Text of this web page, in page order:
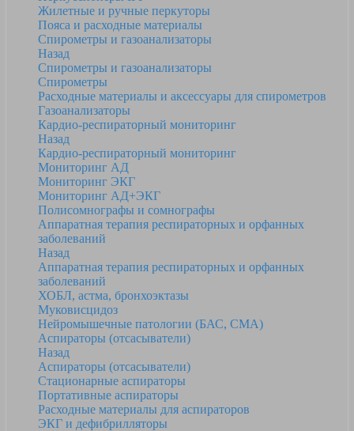
Жилетные и ручные перкуторы
Пояса и расходные материалы
Спирометры и газоанализаторы
Назад
Спирометры и газоанализаторы
Спирометры
Расходные материалы и аксессуары для спирометров
Газоанализаторы
Кардио-респираторный мониторинг
Назад
Кардио-респираторный мониторинг
Мониторинг АД
Мониторинг ЭКГ
Мониторинг АД+ЭКГ
Полисомнографы и сомнографы
Аппаратная терапия респираторных и орфанных
заболеваний
Назад
Аппаратная терапия респираторных и орфанных
заболеваний
ХОБЛ, астма, бронхоэктазы
Муковисцидоз
Нейромышечные патологии (БАС, СМА)
Аспираторы (отсасыватели)
Назад
Аспираторы (отсасыватели)
Стационарные аспираторы
Портативные аспираторы
Расходные материалы для аспираторов
ЭКГ и дефибрилляторы